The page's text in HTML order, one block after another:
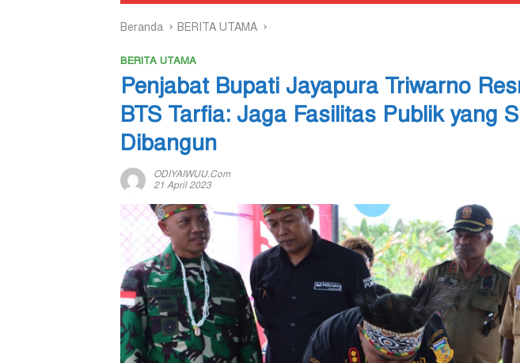
Beranda BERITA UTAMA
BERITA UTAMA
Penjabat Bupati Jayapura Triwarno
BTS Tarfia: Jaga Fasilitas Publik yang
Dibangun
ODIYAIWUU.com
21 April 2023